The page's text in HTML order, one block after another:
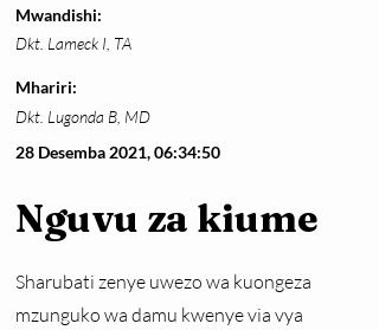
Mwandishi:
Dkt. Lameck I, TA
Mhariri:
Dkt. Lugonda B, MD
28 Desemba 2021, 06:34:50
Nguvu za kiume
Sharubati zenye uwezo wa kuongeza
mzunguko wa damu kwenye via vya